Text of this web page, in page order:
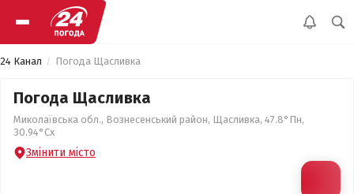
24 Канал Погода Щасливка
Погода Щасливка
Миколаївська обл., Вознесенський район, Щасливка, 47.8°Пн,
30.94°Сх
Змінити місто